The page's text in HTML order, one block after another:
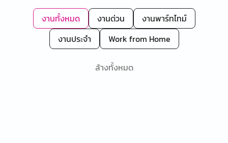
งานทั้งหมด งานด่วน
งานพาร์ทไทม์
งานประจำ
Work from Home
ล้างทั้งหมด